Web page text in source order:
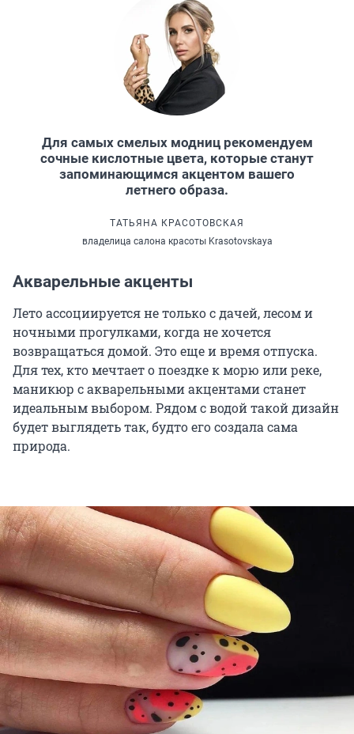
Для самых смелых модниц рекомендуем
сочные кислотные цвета, которые станут
запоминающимся акцентом вашего
летнего образа.
ТАТЬЯНА КРАСОТОВСКАЯ
владелица салона красоты Krasotovskaya
Акварельные акценты
Лето ассоциируется не только с дачей, лесом и
ночными прогулками, когда не хочется
возвращаться домой. Это еще и время отпуска.
Для тех, кто мечтает о поездке к морю или реке,
маникюр с акварельными акцентами станет
идеальным выбором. Рядом с водой такой дизайн
будет выглядеть так, будто его создала сама
природа.